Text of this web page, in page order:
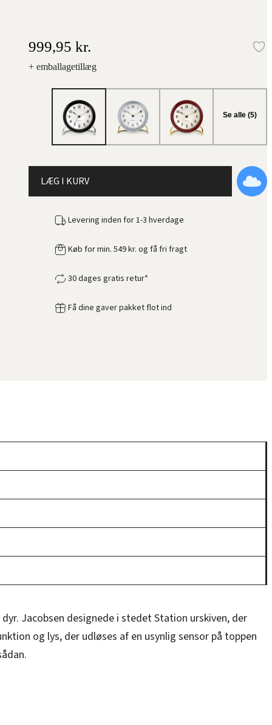
999,95 kr.
+ emballagetillæg
Se alle (5)
LÆG I KURV
Levering inden for 1-3 hverdage
Køb for min. 549 kr. og få fri fragt
30 dages gratis retur*
Få dine gaver pakket flot ind
Jacobsen designede i stedet Station urskiven, der
og lys, der udløses af en usynlig sensor på toppen